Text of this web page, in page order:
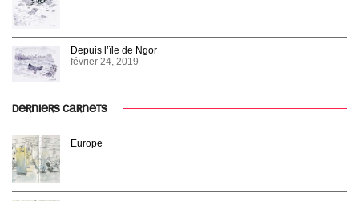
Depuis l’île de Ngor
février 24, 2019
DERNIERS CARNETS
Europe